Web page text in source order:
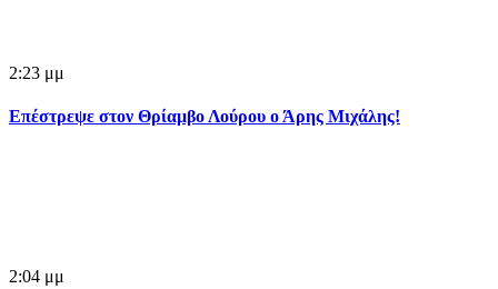
2:23 μμ
Επέστρεψε στον Θρίαμβο Λούρου ο Άρης Μιχάλης!
2:04 μμ